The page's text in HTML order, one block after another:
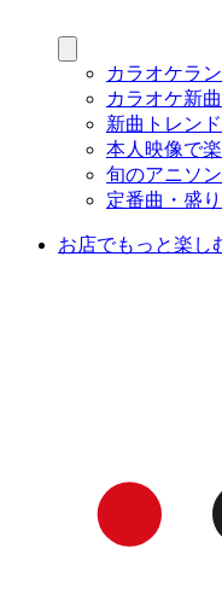
カラオケラ
カラオケ新曲
新曲トレン
本人映像で
旬のアニソ
定番曲・盛
お店でもっと楽し